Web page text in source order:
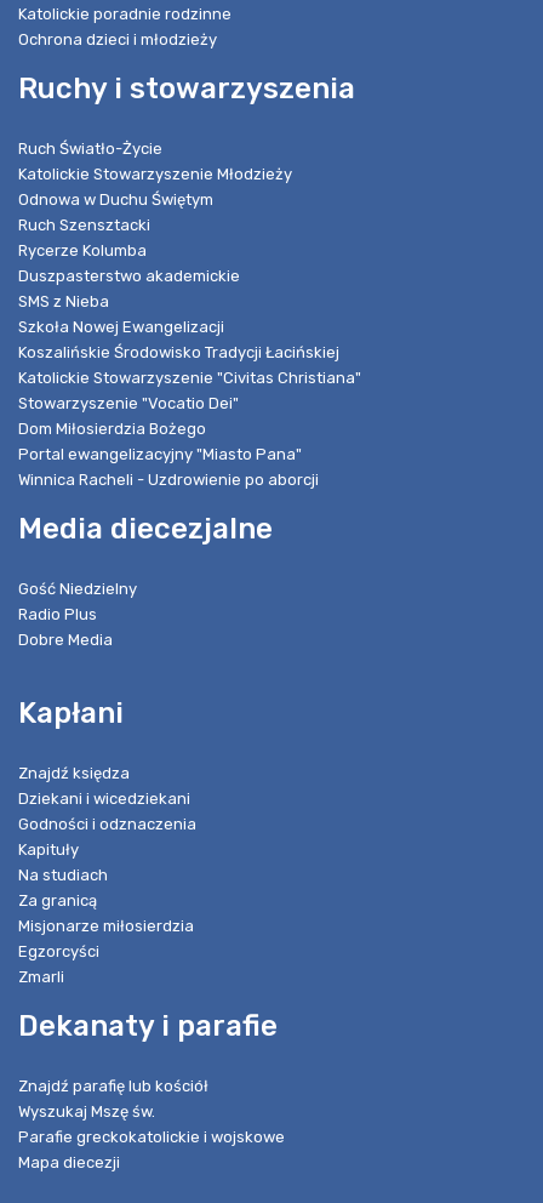
Katolickie poradnie rodzinne
Ochrona dzieci i młodzieży
Ruchy i stowarzyszenia
Ruch Światło-Życie
Katolickie Stowarzyszenie Młodzieży
Odnowa w Duchu Świętym
Ruch Szensztacki
Rycerze Kolumba
Duszpasterstwo akademickie
SMS z Nieba
Szkoła Nowej Ewangelizacji
Koszalińskie Środowisko Tradycji Łacińskiej
Katolickie Stowarzyszenie "Civitas Christiana"
Stowarzyszenie "Vocatio Dei"
Dom Miłosierdzia Bożego
Portal ewangelizacyjny "Miasto Pana"
Winnica Racheli - Uzdrowienie po aborcji
Media diecezjalne
Gość Niedzielny
Radio Plus
Dobre Media
Kapłani
Znajdź księdza
Dziekani i wicedziekani
Godności i odznaczenia
Kapituły
Na studiach
Za granicą
Misjonarze miłosierdzia
Egzorcyści
Zmarli
Dekanaty i parafie
Znajdź parafię lub kościół
Wyszukaj Mszę św.
Parafie greckokatolickie i wojskowe
Mapa diecezji